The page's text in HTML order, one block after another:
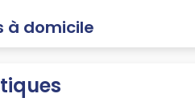
à domicile